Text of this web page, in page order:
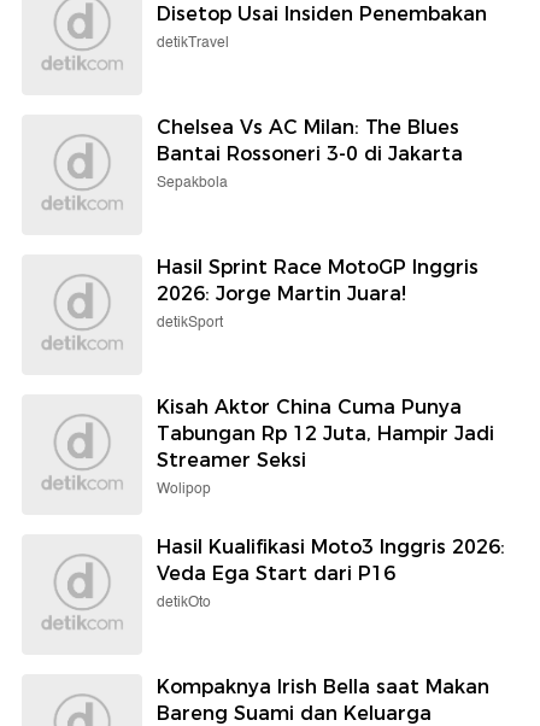
Disetop Usai Insiden Penembakan
detikTravel
Chelsea Vs AC Milan: The Blues
Bantai Rossoneri 3-0 di Jakarta
Sepakbola
Hasil Sprint Race MotoGP Inggris
2026: Jorge Martin Juara!
detikSport
Kisah Aktor China Cuma Punya
Tabungan Rp 12 Juta, Hampir Jadi
Streamer Seksi
Wolipop
Hasil Kualifikasi Moto3 Inggris 2026:
Veda Ega Start dari P16
detikOto
Kompaknya Irish Bella saat Makan
Bareng Suami dan Keluarga